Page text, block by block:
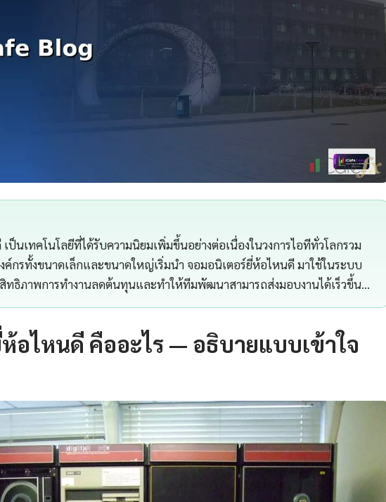
ป็นเทคโนโลยีที่ได้รับความนิยมเพิ่มขึ้นอย่างต่อเนื่องในวงการไอทีทั่วโลกรวม
ค์กรทั้งขนาดเล็กและขนาดใหญ่เริ่มนำ จอมอนิเตอร์ยี่ห้อไหนดี มาใช้ในระบบ
สิทธิภาพการทำงานลดต้นทุนและทำให้ทีมพัฒนาสามารถส่งมอบงานได้เร็วขึ้น…
อไหนดี คืออะไร — อธิบายแบบเข้าใจ